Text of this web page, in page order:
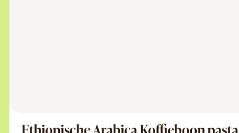
Ethiopische Arabica Koffieboon pasta